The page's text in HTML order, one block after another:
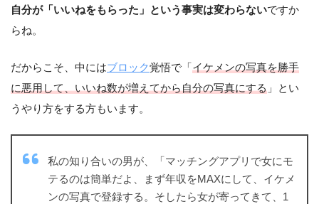
自分が「いいねをもらった」という事実は変わらないですか
らね。
だからこそ、中にはブロック覚悟で「イケメンの写真を勝手
に悪用して、いいね数が増えてから自分の写真にする 」とい
うやり方をする方もいます。
私の知り合いの男が、「マッチングアプリで女にモ
テるのは簡単だよ、まず年収をMAXにして、イケメ
ンの写真で登録する。そしたら女が寄ってきて、1